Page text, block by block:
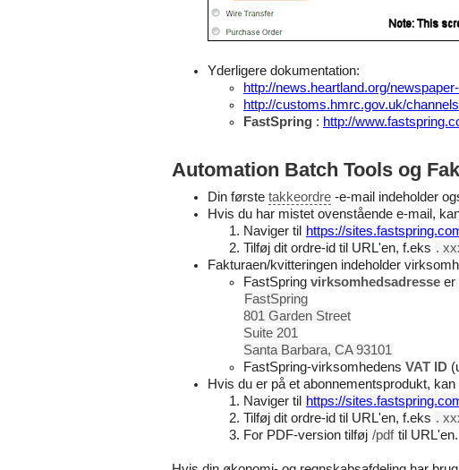
Yderligere dokumentation:
http://news.heartland.org/
http://customs.hmrc.gov.uk/
FastSpring : http://
Automation Batch Tools og
Din første takkeordre -e-mail indeholder
Hvis du har mistet ovenstående e-mail,
Naviger til
https://
Tilføj dit ordre-id til URL'en, f.eks .
Fakturaen/kvitteringen indeholder
FastSpring virksomhedsadresse er
FastSpring
801 Garden Street
Suite 201
Santa Barbara, CA 93101
FastSpring-virksomhedens VAT ID
Hvis du er på et abonnementsprodukt,
Naviger til
https://
Tilføj dit ordre-id til URL'en, f.eks .
For PDF-version tilføj /pdf til URL'en.